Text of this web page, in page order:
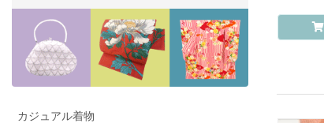
カジュアル着物